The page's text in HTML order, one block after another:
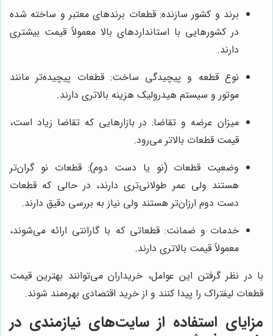
برند و کشور سازنده: قطعات برندهای معتبر و ساخته شده
در کشورهایی با استانداردهای بالا معمولاً قیمت بیشتری
دارند.
نوع قطعه و پیچیدگی ساخت: قطعات پیچیده‌تر مانند
موتور و سیستم هیدرولیک هزینه بالاتری دارند.
میزان عرضه و تقاضا: در بازارهایی که تقاضا زیاد است،
قیمت قطعات بالاتر می‌رود.
وضعیت قطعات (نو یا دست دوم): قطعات نو گران‌تر
هستند ولی عمر طولانی‌تری دارند، در حالی که قطعات
دست دوم ارزان‌تر هستند ولی نیاز به بررسی دقیق دارند.
خدمات و ضمانت: قطعاتی که با گارانتی ارائه می‌شوند،
معمولاً قیمت بالاتری دارند.
با در نظر گرفتن این عوامل، خریداران می‌توانند بهترین قیمت
قطعات لیفتراک را پیدا کنند و از خرید اقتصادی بهره‌مند شوند.
مزایای استفاده از سایت‌های نیازمندی در